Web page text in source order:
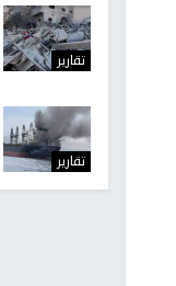
تقارير
تقارير